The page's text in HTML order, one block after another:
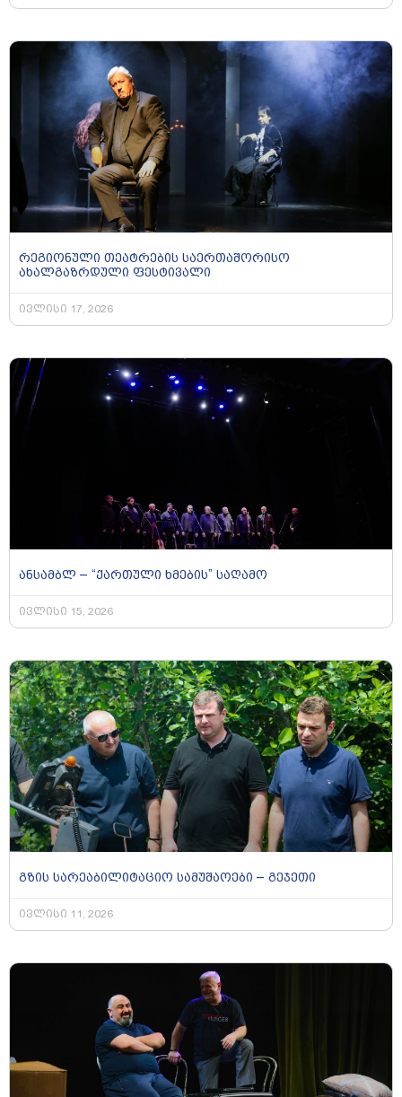
რეგიონული თეატრების საერთაშორისო
ახალგაზრდული ფესტივალი
ივლისი 17, 2026
ანსამბლ – “ქართული ხმების” საღამო
ივლისი 15, 2026
გზის სარეაბილიტაციო სამუშაოები – გეჯეთი
ივლისი 11, 2026